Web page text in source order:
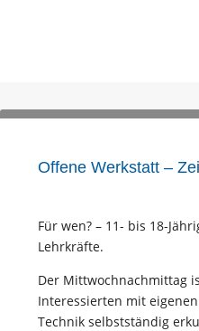
Offene Werkstatt –
Für wen? – 11- bis 18-
Lehrkräfte.
Der Mittwochnachmittag
Interessierten mit
Technik selbstständig